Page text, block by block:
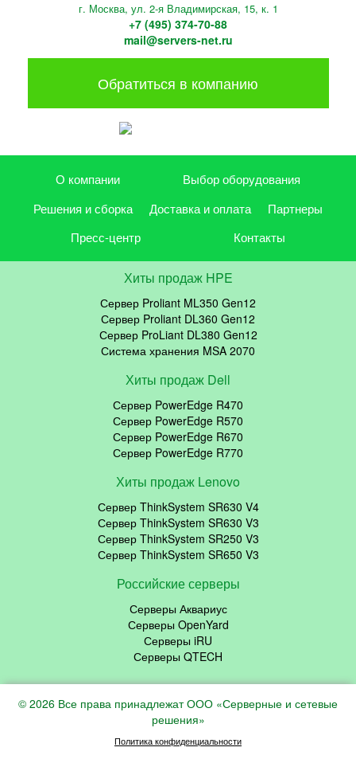
г. Москва, ул. 2-я Владимирская, 15, к. 1
+7 (495) 374-70-88
mail@servers-net.ru
Обратиться в компанию
О компании
Выбор оборудования
Решения и сборка
Доставка и оплата
Партнеры
Пресс-центр
Контакты
Хиты продаж HPE
Сервер Proliant ML350 Gen12
Сервер Proliant DL360 Gen12
Сервер ProLiant DL380 Gen12
Система хранения MSA 2070
Хиты продаж Dell
Сервер PowerEdge R470
Сервер PowerEdge R570
Сервер PowerEdge R670
Сервер PowerEdge R770
Хиты продаж Lenovo
Сервер ThinkSystem SR630 V4
Сервер ThinkSystem SR630 V3
Сервер ThinkSystem SR250 V3
Сервер ThinkSystem SR650 V3
Российские серверы
Серверы Аквариус
Серверы OpenYard
Серверы iRU
Серверы QTECH
© 2026 Все права принадлежат ООО «Серверные и сетевые
решения»
Политика конфиденциальности